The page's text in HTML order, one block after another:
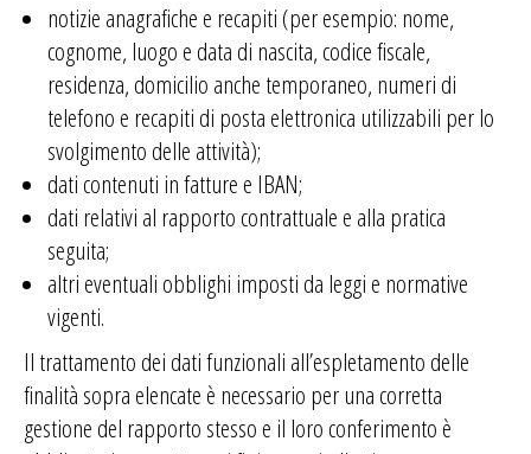
notizie anagrafiche e recapiti (per esempio: nome,
cognome, luogo e data di nascita, codice fiscale,
residenza, domicilio anche temporaneo, numeri di
telefono e recapiti di posta elettronica utilizzabili per lo
svolgimento delle attività);
dati contenuti in fatture e IBAN;
dati relativi al rapporto contrattuale e alla pratica
seguita;
altri eventuali obblighi imposti da leggi e normative
vigenti.
Il trattamento dei dati funzionali all’espletamento delle
finalità sopra elencate è necessario per una corretta
gestione del rapporto stesso e il loro conferimento è